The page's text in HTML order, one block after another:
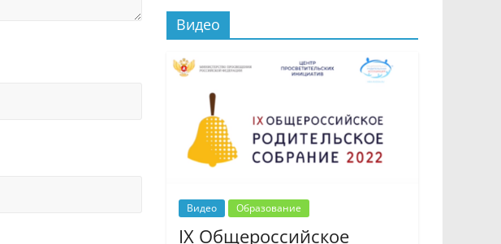
Видео
Видео Образование
IX Общероссийское